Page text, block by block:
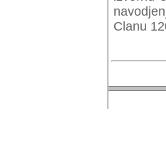
Clanu